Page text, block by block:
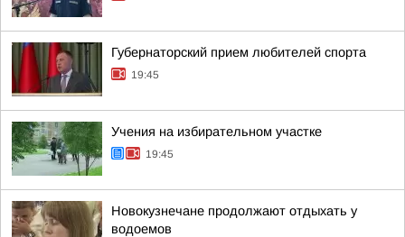
Губернаторский прием любителей спорта
19:45
Учения на избирательном участке
19:45
Новокузнечане продолжают отдыхать у
водоемов